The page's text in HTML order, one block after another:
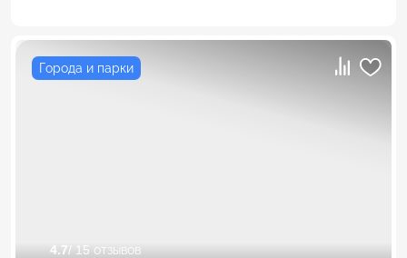
Города и парки
4.7/ 15 отзывов